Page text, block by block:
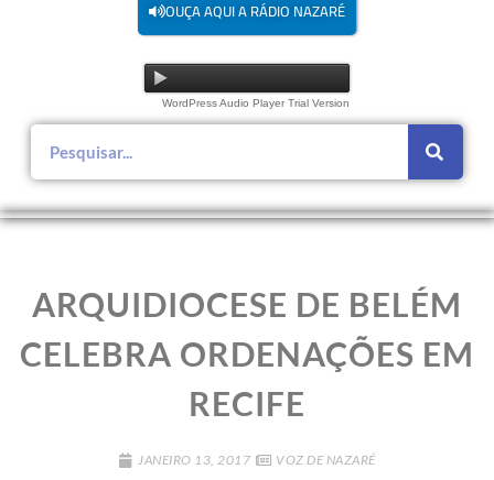
OUÇA AQUI A RÁDIO NAZARÉ
WordPress Audio Player Trial Version
ARQUIDIOCESE DE BELÉM
CELEBRA ORDENAÇÕES EM
RECIFE
JANEIRO 13, 2017 VOZ DE NAZARÉ